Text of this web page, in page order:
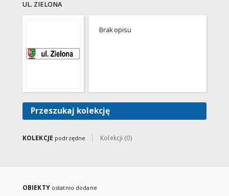
UL. ZIELONA
Brak opisu
Przeszukaj kolekcję
KOLEKCJE podrzędne Kolekcji (0)
OBIEKTY ostatnio dodane